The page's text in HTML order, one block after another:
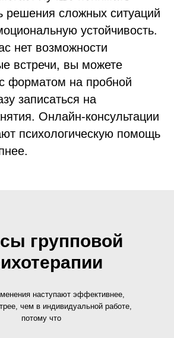
решения сложных ситуаций
устойчивость.
нет возможности
встречи, вы можете
форматом на пробной
записаться на
Онлайн-консультации
психологическую помощь
групповой
наступают эффективнее,
чем в индивидуальной работе,
потому что